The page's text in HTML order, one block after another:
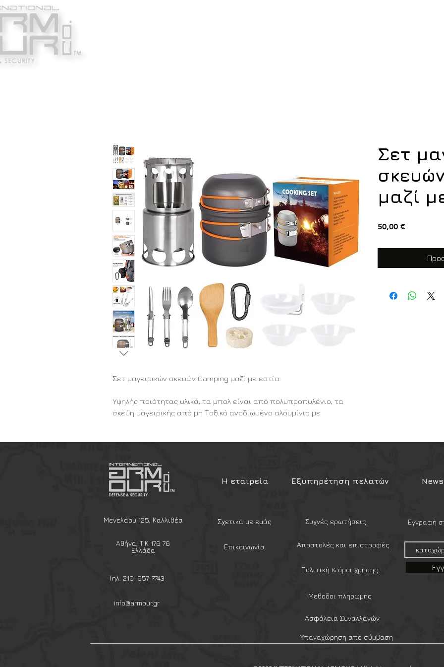
Σετ μαγειρικών σκευών Camping μαζί με εστία.
Υψηλής ποιότητας υλικά, τα μπολ είναι από πολυπροπυλένιο, τα
σκεύη μαγειρικής από μη Τοξικό ανοδιωμένο αλουμίνιο με
Το σέτ περιέχει,
1 x Κατσαρολάκι 600ml με αναδιπλούμενες λαβές σιλικόνης
1 x Κατσαρολάκι 1200ml με αναδιπλούμενες λαβές σιλικόνης
1 x Σπάτουλα απο Μπαμπού
1 x Καραμπινέρ για εύκολη μεταφορά και εκτός σακιδίου
1 x Πτυσσόμενο Μαχαίρι
1 x Πτυσσόμενο Κουτάλι Σούπας
1 x Σφουγγάρι καθαρισμού.
Σετ
μαζί
50,00 €Τιμή
Η εταιρεία Εξυπηρέτηση πελατών
Μενελάου 125, Καλλιθέα
Αθήνα, Τ.Κ 176 76
Ελλάδα
Τηλ: 210-957-7743
info@armour.gr
Σχετικά με εμάς
Επικοινωνία
Συχνές ερωτήσεις
Αποστολές και επιστροφές
Πολιτική & όροι χρήσης
Μέθοδοι πληρωμής
Εγγραφή
Ασφάλεια Συναλλαγών
Υπαναχώρηση από σύμβαση